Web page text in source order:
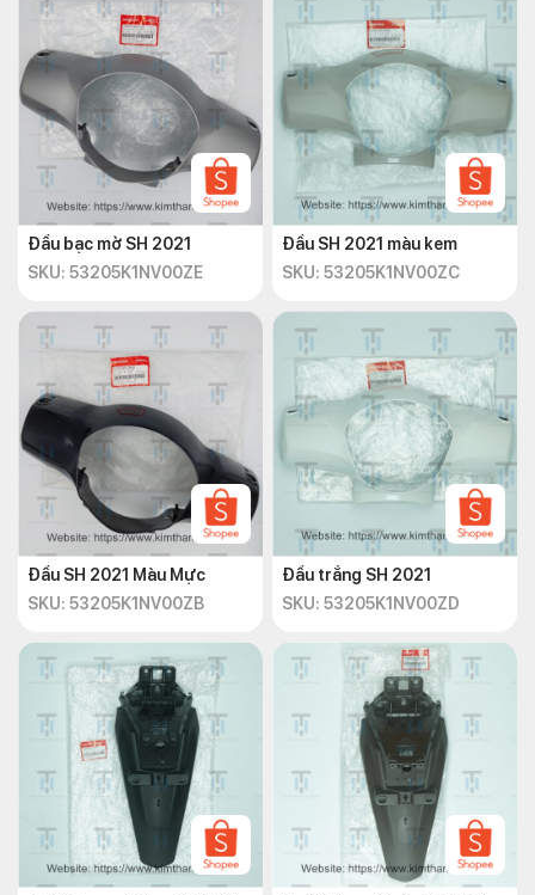
Đầu bạc mờ SH 2021
SKU: 53205K1NV00ZE
Đầu SH 2021 màu kem
SKU: 53205K1NV00ZC
Đầu SH 2021 Màu Mực
SKU: 53205K1NV00ZB
Đầu trắng SH 2021
SKU: 53205K1NV00ZD